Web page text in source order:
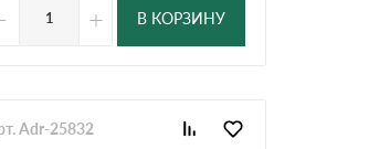
- + В КОРЗИНУ
Adr-25832